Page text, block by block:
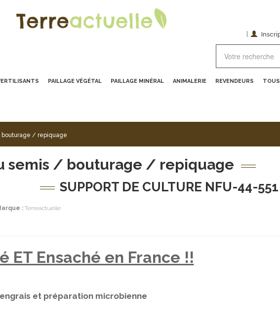
PAILLAGE VÉGÉTAL PAILLAGE MINÉRAL ANIMALERIE REVENDEURS
/ repiquage
semis / bouturage / repiquage
SUPPORT DE CULTURE NFU-44-551
:Terreactuelle
ET Ensaché en France !!
et préparation microbienne